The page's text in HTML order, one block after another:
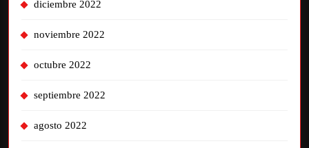
diciembre 2022
noviembre 2022
octubre 2022
septiembre 2022
agosto 2022